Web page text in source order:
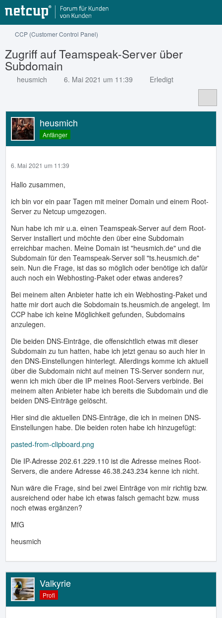
CCP (Customer Control Panel)
Zugriff auf Teamspeak-Server über
Subdomain
heusmich 6. Mai 2021 um 11:39 Erledigt
heusmich
Anfänger
6. Mai 2021 um 11:39
Hallo zusammen,
ich bin vor ein paar Tagen mit meiner Domain und einem Root-
Server zu Netcup umgezogen.
Nun habe ich mir u.a. einen Teamspeak-Server auf dem Root-
Server installiert und möchte den über eine Subdomain
erreichbar machen. Meine Domain ist "heusmich.de" und die
Subdomain für den Teamspeak-Server soll "ts.heusmich.de"
sein. Nun die Frage, ist das so möglich oder benötige ich dafür
auch noch ein Webhosting-Paket oder etwas anderes?
Bei meinem alten Anbieter hatte ich ein Webhosting-Paket und
hatte mir dort auch die Sobdomain ts.heusmich.de angelegt. Im
CCP habe ich keine Möglichkeit gefunden, Subdomains
anzulegen.
Die beiden DNS-Einträge, die offensichtlich etwas mit dieser
Subdomain zu tun hatten, habe ich jetzt genau so auch hier in
den DNS-Einstellungen hinterlegt. Allerdings komme ich aktuell
über die Subdomain nicht auf meinen TS-Server sondern nur,
wenn ich mich über die IP meines Root-Servers verbinde. Bei
meinem alten Anbieter habe ich bereits die Subdomain und die
beiden DNS-Einträge gelöscht.
Hier sind die aktuellen DNS-Einträge, die ich in meinen DNS-
Einstellungen habe. Die beiden roten habe ich hinzugefügt:
pasted-from-clipboard.png
Die IP-Adresse 202.61.229.110 ist die Adresse meines Root-
Servers, die andere Adresse 46.38.243.234 kenne ich nicht.
Nun wäre die Frage, sind bei zwei Einträge von mir richtig bzw.
ausreichend oder habe ich etwas falsch gemacht bzw. muss
noch etwas ergänzen?
MfG
heusmich
Valkyrie
Profi